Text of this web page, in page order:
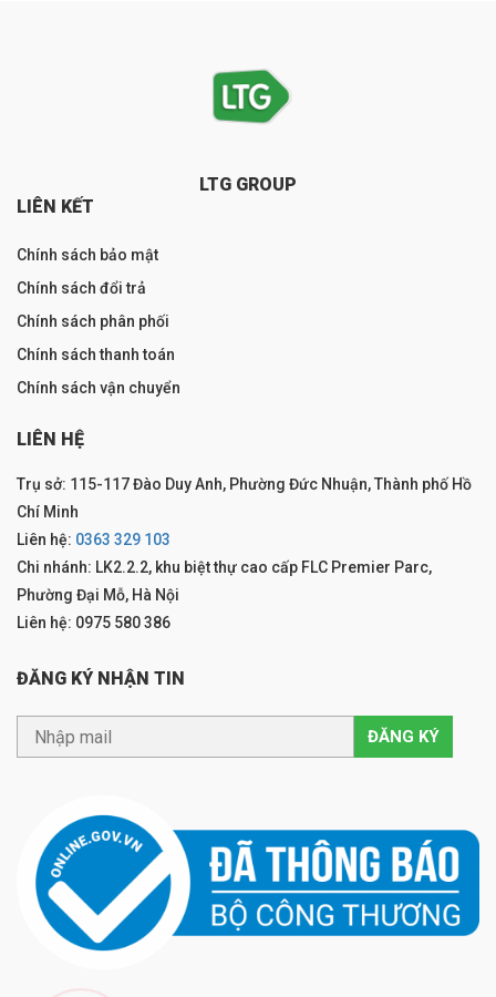
LTG GROUP
LIÊN KẾT
Chính sách bảo mật
Chính sách đổi trả
Chính sách phân phối
Chính sách thanh toán
Chính sách vận chuyển
LIÊN HỆ
Trụ sở: 115-117 Đào Duy Anh, Phường Đức Nhuận, Thành phố Hồ
Chí Minh
Liên hệ: 0363 329 103
Chi nhánh: LK2.2.2, khu biệt thự cao cấp FLC Premier Parc,
Phường Đại Mỗ, Hà Nội
Liên hệ: 0975 580 386
ĐĂNG KÝ NHẬN TIN